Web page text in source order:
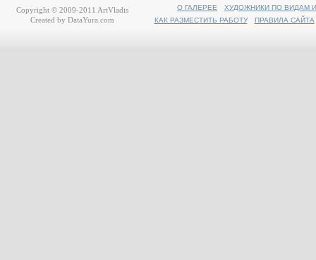
О ГАЛЕРЕЕ
ХУДОЖНИКИ ПО ВИДАМ
КАК РАЗМЕСТИТЬ РАБОТУ
ПРАВИЛА САЙТА
Copyright © 2009-2011 ArtVladis
Created by DataYura.com